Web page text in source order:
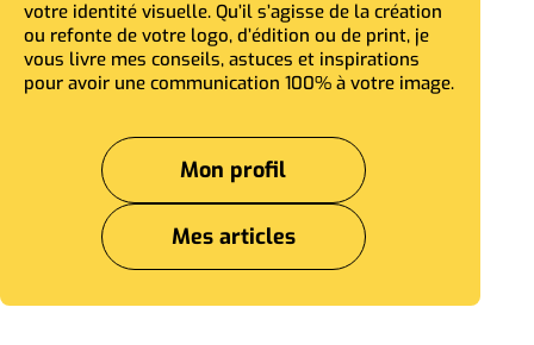
votre identité visuelle. Qu’il s’agisse de la création
ou refonte de votre logo, d’édition ou de print, je
vous livre mes conseils, astuces et inspirations
pour avoir une communication 100% à votre image.
Mon profil
Mes articles